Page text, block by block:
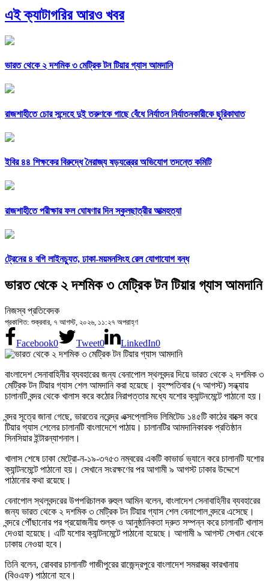
এই ক্যাটাগরির আরও খবর
ভারত থেকে ২ দশমিক ৩ মেট্রিক টন টিয়ার গ্যাস আমদানি
রাজশাহীতে চোর সন্দেহে দুই তরুণকে গাছে বেঁধে নির্যাতন নির্যাতনকারীকে ছুরিকাঘাত
ইবির ৪৪ শিক্ষকের বিরুদ্ধে নৈরাজ্য ষড়যন্ত্রের অভিযোগ তদন্তে কমিটি
রাজশাহীতে পরীক্ষার ফল ঘোষণার দিন স্কুলছাত্রীর আত্মহত্যা
ট্রেনের ৪ বগি লাইনচ্যুত, ঢাকা-ময়মনসিংহ রেল যোগাযোগ বন্ধ
ভারত থেকে ২ দশমিক ৩ মেট্রিক টন টিয়ার গ্যাস আমদানি
নিজস্ব প্রতিবেদক
প্রকাশিত: শুক্রবার, ৭ আগস্ট, ২০২৬, ১১:২৭ অপরাহ্ণ
Facebook0 Tweet0 LinkedIn0
বাংলাদেশ সেনাবাহিনীর ব্যবহারের জন্য বেনাপোল স্থলবন্দর দিয়ে ভারত থেকে ২ দশমিক ৩
মেট্রিক টন টিয়ার গ্যাস শেল আমদানি করা হয়েছে। বৃহস্পতিবার (৭ আগস্ট) সন্ধ্যায়
চালানটি বন্দর থেকে খালাস করে কঠোর নিরাপত্তার মধ্যে যশোর ক্যান্টনমেন্টে পাঠানো হয়।
বন্দর সূত্রে জানা গেছে, ভারতের নরেন্দ্র এক্সপ্লোসিভ লিমিটেড ১৪৫টি কাঠের বাক্সে করে
টিয়ার গ্যাস শেলের চালানটি বাংলাদেশে পাঠায়। চালানটির আমদানিকারক প্রতিষ্ঠান
সিনসিয়ার ইন্টারন্যাশনাল।
খালাস শেষে ঢাকা মেট্রো-ন-১৯-৩৭৫৩ নম্বরের একটি কাভার্ড ভ্যানে করে চালানটি যশোর
ক্যান্টনমেন্টে পাঠানো হয়। সেখানে সংরক্ষণের পর আগামী ৯ আগস্ট ঢাকার উদ্দেশে
পাঠানোর কথা রয়েছে।
বেনাপোল স্থলবন্দরের উপপরিচালক রুহুল আমিন বলেন, বাংলাদেশ সেনাবাহিনীর ব্যবহারের
জন্য ভারত থেকে ২ দশমিক ৩ মেট্রিক টন টিয়ার গ্যাস শেল বেনাপোল বন্দরে এসেছে।
বন্দরে পৌঁছানোর পর প্রয়োজনীয় শুল্ক ও আনুষ্ঠানিকতা দ্রুত সম্পন্ন করে চালানটি খালাস
দেওয়া হয়েছে। এটি যশোর ক্যান্টনমেন্টে পাঠানো হয়েছে। আগামী ৯ আগস্ট সেখান থেকে
ঢাকায় নেওয়া হবে।
তিনি বলেন, রোববার চালানটি গাজীপুরের রাজেন্দ্রপুরে বাংলাদেশ সমরাস্ত্র কারখানায়
(বিওএফ) পাঠানো হবে।